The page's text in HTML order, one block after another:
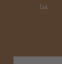
lait